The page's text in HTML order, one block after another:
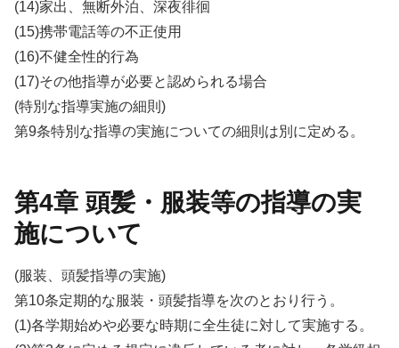
(14)家出、無断外泊、深夜徘徊
(15)携帯電話等の不正使用
(16)不健全性的行為
(17)その他指導が必要と認められる場合
(特別な指導実施の細則)
第9条特別な指導の実施についての細則は別に定める。
第4章 頭髪・服装等の指導の実
施について
(服装、頭髪指導の実施)
第10条定期的な服装・頭髪指導を次のとおり行う。
(1)各学期始めや必要な時期に全生徒に対して実施する。